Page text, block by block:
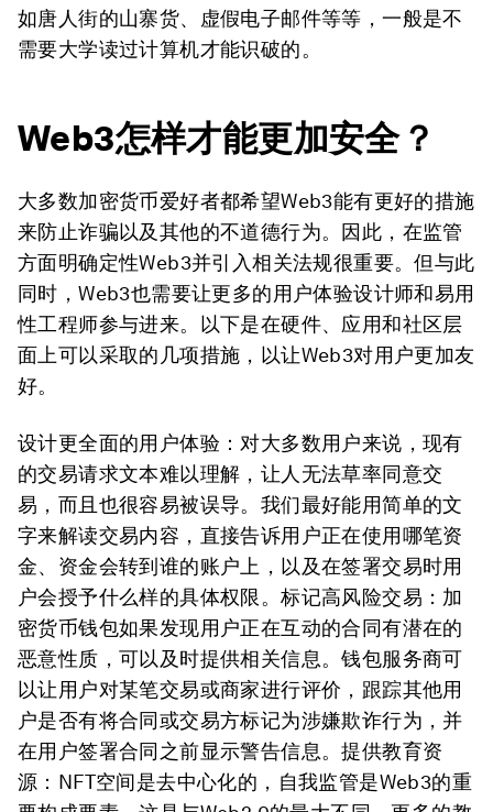
如唐人街的山寨货、虚假电子邮件等等，一般是不
需要大学读过计算机才能识破的。
Web3怎样才能更加安全？
大多数加密货币爱好者都希望Web3能有更好的措施
来防止诈骗以及其他的不道德行为。因此，在监管
方面明确定性Web3并引入相关法规很重要。但与此
同时，Web3也需要让更多的用户体验设计师和易用
性工程师参与进来。以下是在硬件、应用和社区层
面上可以采取的几项措施，以让Web3对用户更加友
好。
设计更全面的用户体验：对大多数用户来说，现有
的交易请求文本难以理解，让人无法草率同意交
易，而且也很容易被误导。我们最好能用简单的文
字来解读交易内容，直接告诉用户正在使用哪笔资
金、资金会转到谁的账户上，以及在签署交易时用
户会授予什么样的具体权限。标记高风险交易：加
密货币钱包如果发现用户正在互动的合同有潜在的
恶意性质，可以及时提供相关信息。钱包服务商可
以让用户对某笔交易或商家进行评价，跟踪其他用
户是否有将合同或交易方标记为涉嫌欺诈行为，并
在用户签署合同之前显示警告信息。提供教育资
源：NFT空间是去中心化的，自我监管是Web3的重